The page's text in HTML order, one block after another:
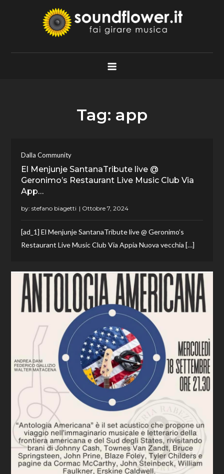
Soundflower.it
Fai Girare Musica
Tag: app
Dalla Community
El Menjunje SantanaTribute live @
Geronimo’s Restaurant Live Music Club Via
App…
by:stefano biagetti
[ad_1] El Menjunje SantanaTribute live @ Geronimo’s
Restaurant Live Music Club Via Appia Nuova vecchia […]